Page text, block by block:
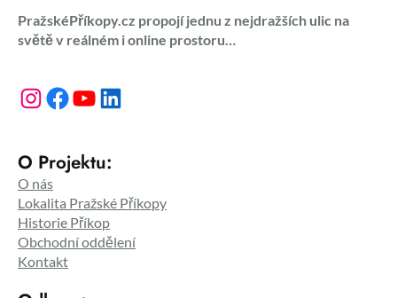
PražskéPříkopy.cz propojí jednu z nejdražších ulic na
světě v reálném i online prostoru…
Instagram Facebook YouTube LinkedIn
O Projektu:
O nás
Lokalita Pražské Příkopy
Historie Příkop
Obchodní oddělení
Kontakt